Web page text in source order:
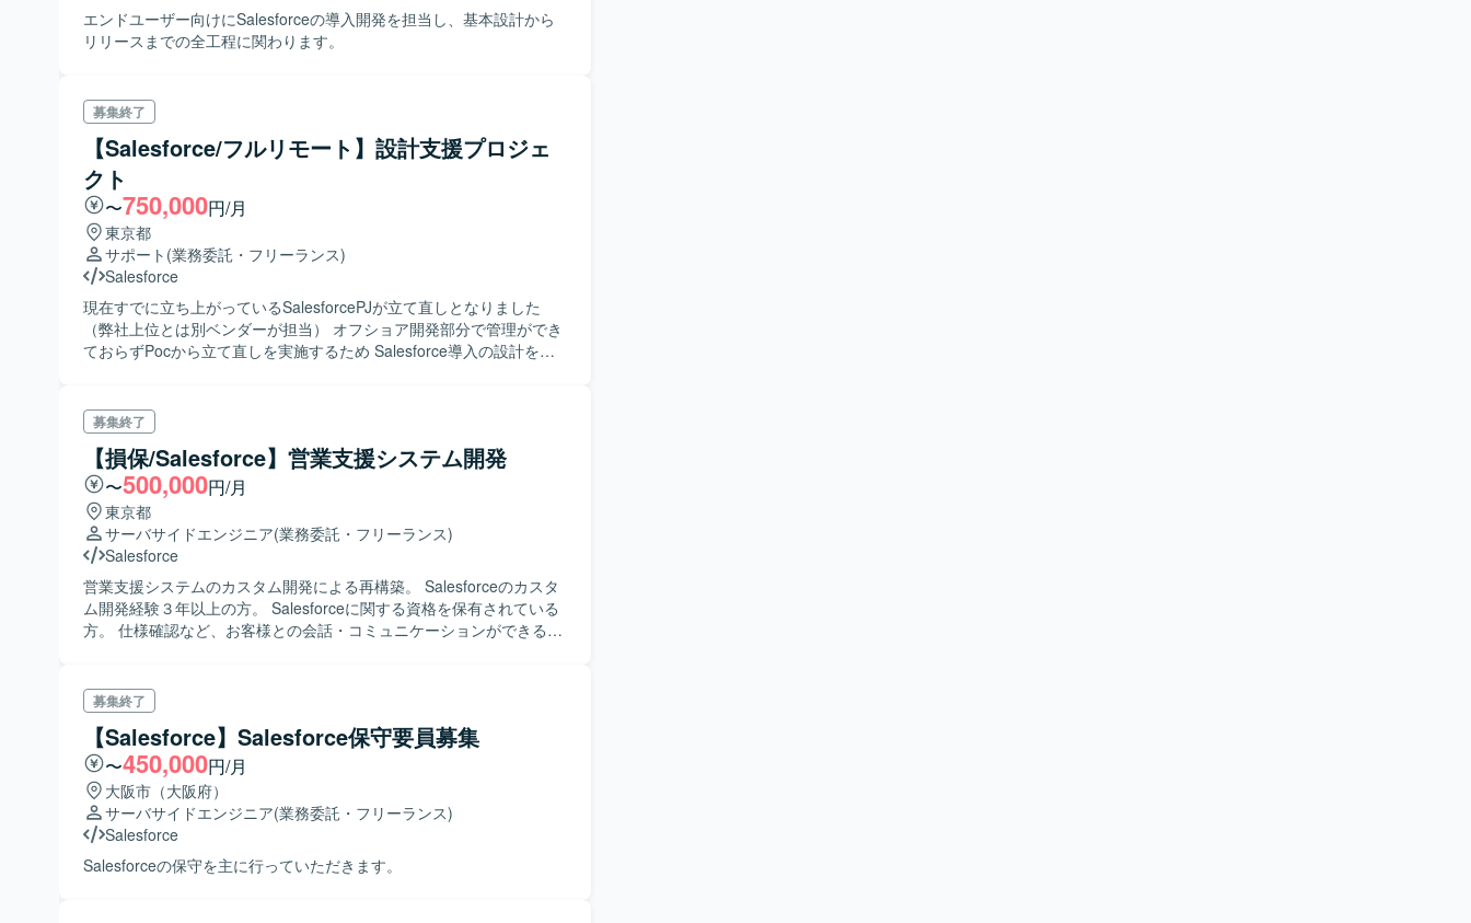
エンドユーザー向けにSalesforceの導入開発を担当し、基本設計から
リリースまでの全工程に関わります。
募集終了
【Salesforce/フルリモート】設計支援プロジェ
クト
〜750,000円/月
東京都
サポート (業務委託・フリーランス)
Salesforce
現在すでに立ち上がっているSalesforcePJが立て直しとなりました
（弊社上位とは別ベンダーが担当） オフショア開発部分で管理ができ
ておらずPocから立て直しを実施するため Salesforce導入の設計を担
箇所を洗い出し実施に移行できるように検証から参画いただきます ※
元Salesforce社員のメンバーがサポートに入るため技術的な質問はで
きる状態です
募集終了
【損保/Salesforce】営業支援システム開発
〜500,000円/月
東京都
サーバサイドエンジニア(業務委託・フリーランス)
Salesforce
営業支援システムのカスタム開発による再構築。 Salesforceのカスタ
ム開発経験３年以上の方。 Salesforceに関する資格を保有されている
方。 仕様確認など、お客様との会話・コミュニケーションができる方
募集終了
【Salesforce】Salesforce保守要員募集
〜450,000円/月
大阪市（大阪府）
サーバサイドエンジニア(業務委託・フリーランス)
Salesforce
Salesforceの保守を主に行っていただきます。